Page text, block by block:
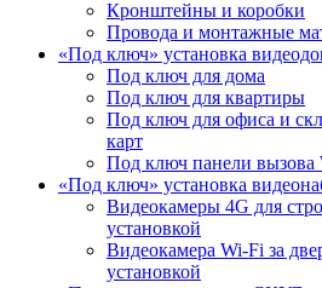
Кронштейны и коробки
Провода и монтажные
«Под ключ» установка
Под ключ для дома
Под ключ для квартиры
Под ключ для офиса и
карт
Под ключ панели вызова
«Под ключ» установка
Видеокамеры 4G для
установкой
Видеокамера Wi-Fi за
установкой